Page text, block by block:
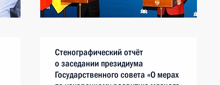
Стенографический отчёт
о заседании президиума
Государственного совета «О мерах